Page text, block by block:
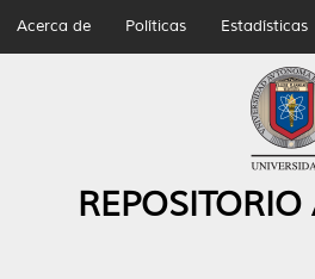
Acerca de Políticas Estadísticas